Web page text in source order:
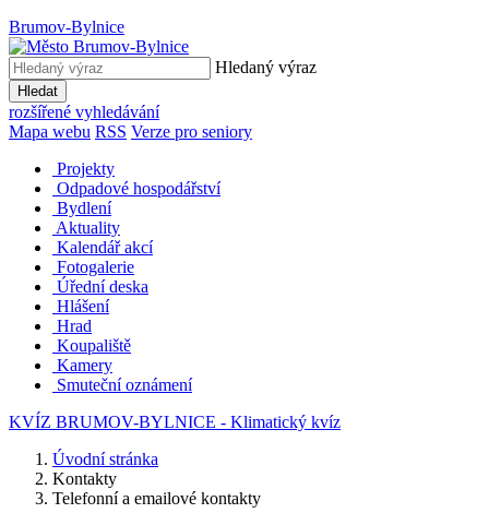
Brumov-Bylnice
Hledaný výraz
Hledat
rozšířené vyhledávání
Mapa webu RSS Verze pro seniory
Projekty
Odpadové hospodářství
Bydlení
Aktuality
Kalendář akcí
Fotogalerie
Úřední deska
Hlášení
Hrad
Koupaliště
Kamery
Smuteční oznámení
KVÍZ BRUMOV-BYLNICE - Klimatický kvíz
Úvodní stránka
Kontakty
Telefonní a emailové kontakty